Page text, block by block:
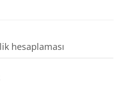
hesaplaması